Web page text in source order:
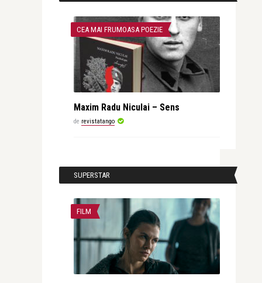
CEA MAI FRUMOASA POEZIE
Maxim Radu Niculai – Sens
de revistatango
SUPERSTAR
FILM